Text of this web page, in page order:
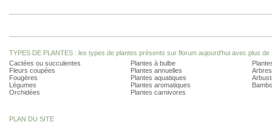
TYPES DE PLANTES : les types de plantes présents sur florum aujourd'hui avec plus de
Cactées ou succulentes
Fleurs coupées
Fougères
Légumes
Orchidées
Plantes à bulbe
Plantes annuelles
Plantes aquatiques
Plantes aromatiques
Plantes carnivores
PLAN DU SITE